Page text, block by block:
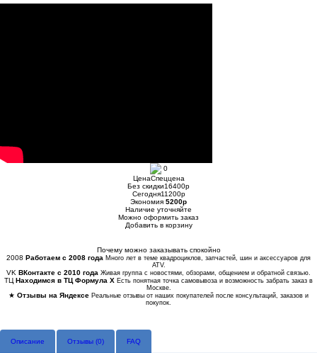
0
ЦенаСпеццена
Без скидки16400p
Сегодня11200p
Экономия 5200p
Наличие уточняйте
Можно оформить заказ
Добавить в корзину
Почему можно заказывать спокойно
2008 Работаем с 2008 года Много лет в теме квадроциклов, запчастей, шин и аксессуаров для
ATV.
VK ВКонтакте с 2010 года Живая группа с новостями, обзорами, общением и обратной связью.
ТЦ Находимся в ТЦ Формула Х Есть понятная точка самовывоза и возможность забрать заказ в
Москве.
★ Отзывы на Яндексе Реальные отзывы от наших покупателей после консультаций, заказов и
покупок.
Описание Отзывы (0) FAQ